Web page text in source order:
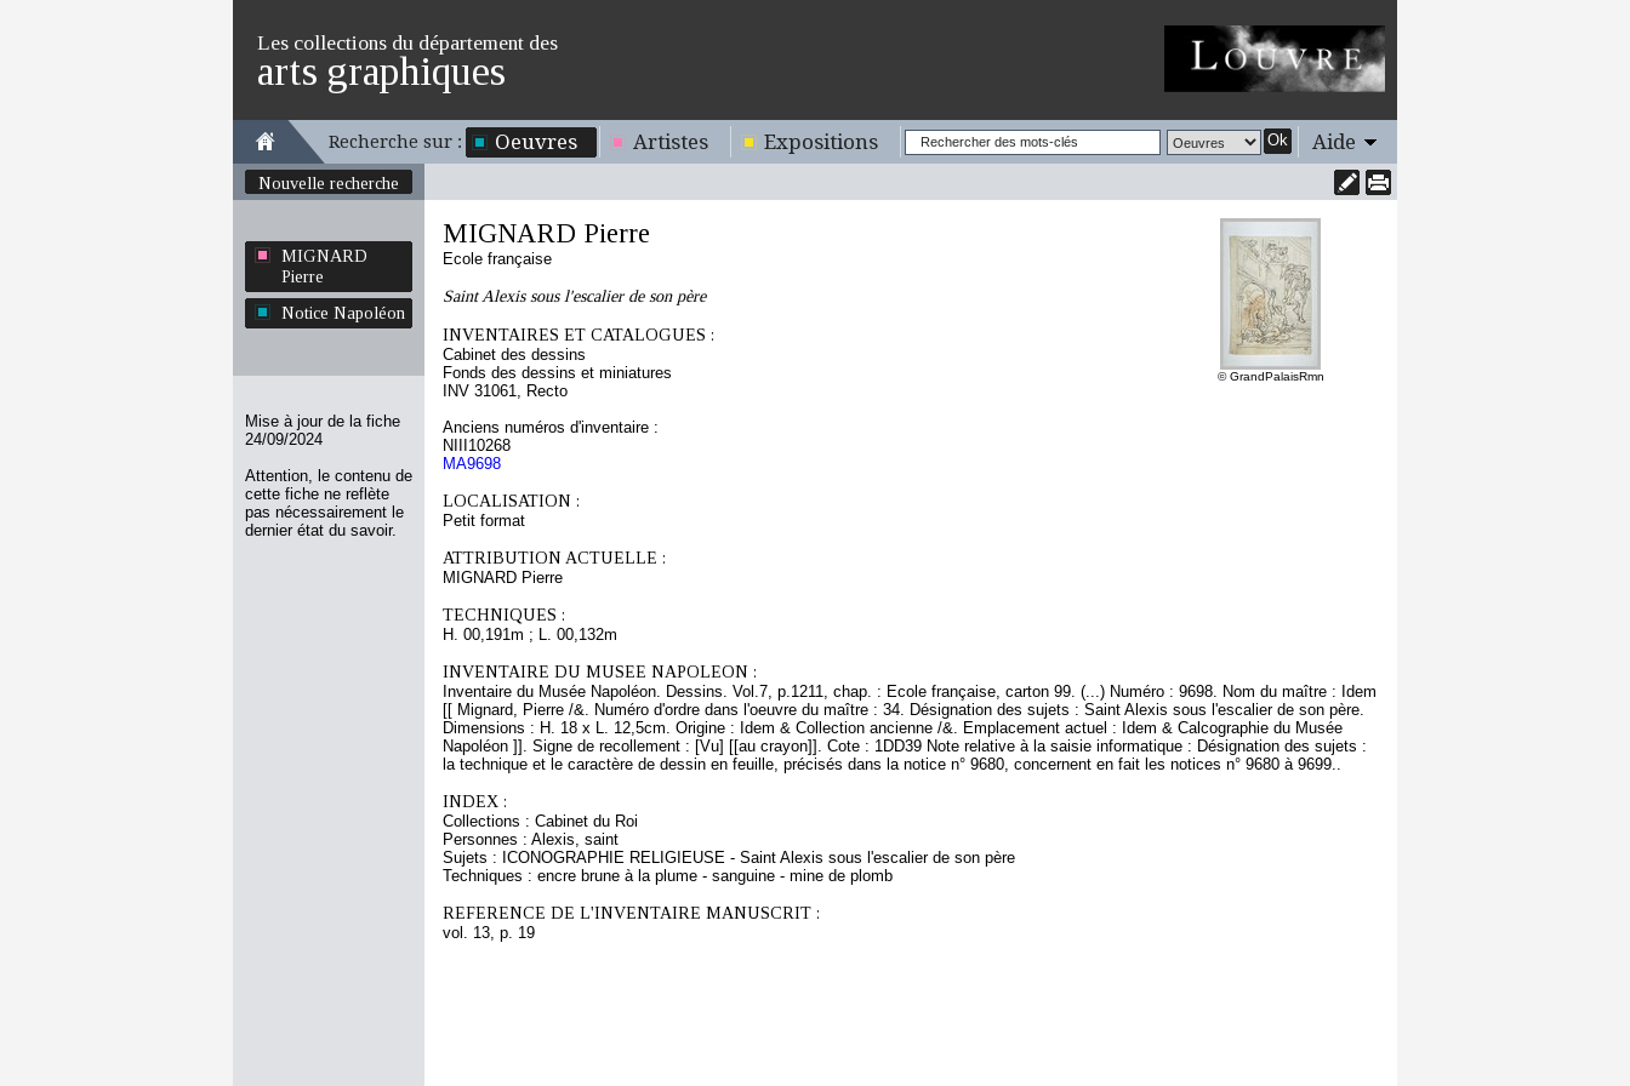
Les collections du département des
arts graphiques
Recherche sur : Oeuvres Artistes Expositions Ok Aide
Nouvelle recherche
MIGNARD
Pierre
Notice Napoléon
Mise à jour de la fiche
24/09/2024
Attention, le contenu de
cette fiche ne reflète
pas nécessairement le
dernier état du savoir.
© GrandPalaisRmn
MIGNARD Pierre
Ecole française
Saint Alexis sous l'escalier de son père
INVENTAIRES ET CATALOGUES :
Cabinet des dessins
Fonds des dessins et miniatures
INV 31061, Recto
Anciens numéros d'inventaire :
NIII10268
MA9698
LOCALISATION :
Petit format
ATTRIBUTION ACTUELLE :
MIGNARD Pierre
TECHNIQUES :
H. 00,191m ; L. 00,132m
INVENTAIRE DU MUSEE NAPOLEON :
Inventaire du Musée Napoléon. Dessins. Vol.7, p.1211, chap. : Ecole française, carton 99. (...) Numéro : 9698. Nom du maître : Idem
[[ Mignard, Pierre /&. Numéro d'ordre dans l'oeuvre du maître : 34. Désignation des sujets : Saint Alexis sous l'escalier de son père.
Dimensions : H. 18 x L. 12,5cm. Origine : Idem & Collection ancienne /&. Emplacement actuel : Idem & Calcographie du Musée
Napoléon ]]. Signe de recollement : [Vu] [[au crayon]]. Cote : 1DD39 Note relative à la saisie informatique : Désignation des sujets :
la technique et le caractère de dessin en feuille, précisés dans la notice n° 9680, concernent en fait les notices n° 9680 à 9699..
INDEX :
Collections : Cabinet du Roi
Personnes : Alexis, saint
Sujets : ICONOGRAPHIE RELIGIEUSE - Saint Alexis sous l'escalier de son père
Techniques : encre brune à la plume - sanguine - mine de plomb
REFERENCE DE L'INVENTAIRE MANUSCRIT :
vol. 13, p. 19